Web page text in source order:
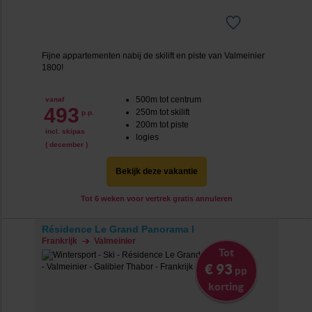
Fijne appartementen nabij de skilift en piste van Valmeinier
1800!
vanaf
493 p.p.
incl. skipas
( december )
500m tot centrum
250m tot skilift
200m tot piste
logies
Bekijk deze vakantie
Tot 6 weken voor vertrek gratis annuleren
Résidence Le Grand Panorama I
Frankrijk Valmeinier
Tot
€ 93 pp
korting